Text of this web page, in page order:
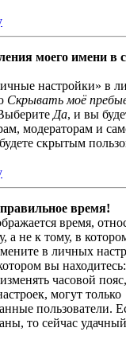
моего имени в
настройки» в
Скрывать моё
Да, и вы
модераторам и
скрытым
время!
время,
а не к тому, в
в личных
вы
часовой
могут только
пользователи.
то сейчас